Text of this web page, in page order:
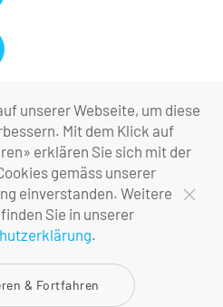
unserer Webseite, um diese
Mit dem Klick auf
erklären Sie sich mit der
gemäss unserer
einverstanden. Weitere
Sie in unserer
.
& Fortfahren